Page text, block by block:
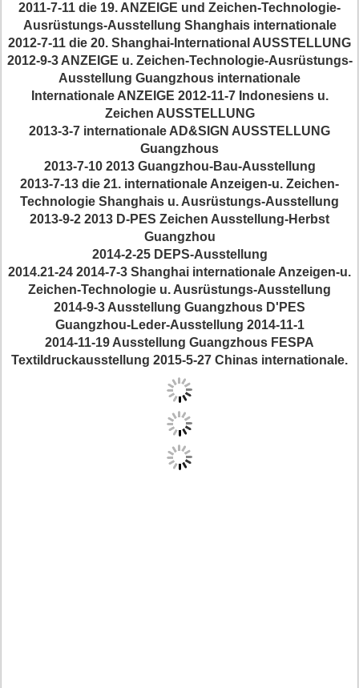
2011-7-11 die 19. ANZEIGE und Zeichen-Technologie-
Ausrüstungs-Ausstellung Shanghais internationale
2012-7-11 die 20. Shanghai-International AUSSTELLUNG
2012-9-3 ANZEIGE u. Zeichen-Technologie-Ausrüstungs-
Ausstellung Guangzhous internationale
Internationale ANZEIGE 2012-11-7 Indonesiens u.
Zeichen AUSSTELLUNG
2013-3-7 internationale AD&SIGN AUSSTELLUNG
Guangzhous
2013-7-10 2013 Guangzhou-Bau-Ausstellung
2013-7-13 die 21. internationale Anzeigen-u. Zeichen-
Technologie Shanghais u. Ausrüstungs-Ausstellung
2013-9-2 2013 D-PES Zeichen Ausstellung-Herbst
Guangzhou
2014-2-25 DEPS-Ausstellung
2014.21-24 2014-7-3 Shanghai internationale Anzeigen-u.
Zeichen-Technologie u. Ausrüstungs-Ausstellung
2014-9-3 Ausstellung Guangzhous D'PES
Guangzhou-Leder-Ausstellung 2014-11-1
2014-11-19 Ausstellung Guangzhous FESPA
Textildruckausstellung 2015-5-27 Chinas internationale.